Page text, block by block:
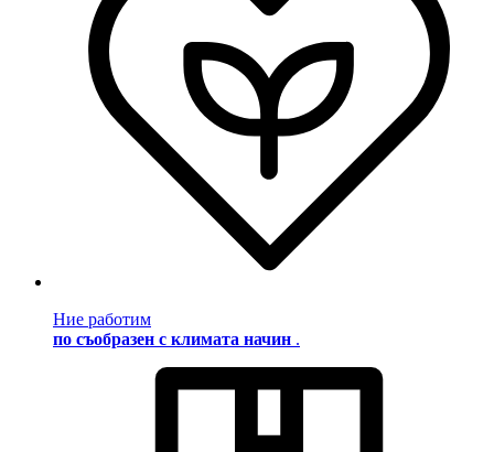
Ние работим
по съобразен с климата начин .